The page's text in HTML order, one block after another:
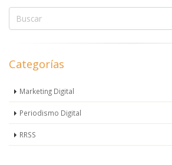
Categorías
Marketing Digital
Periodismo Digital
RRSS